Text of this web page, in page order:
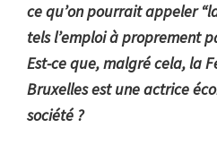
ce qu’on pourrait appeler
tels l’emploi à proprement
Est-ce que, malgré cela, la
Bruxelles est une actrice
société ?